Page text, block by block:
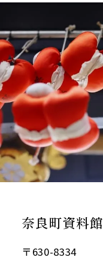
奈良町資料館
〒630-8334